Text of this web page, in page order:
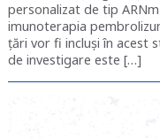
personalizat de tip
imunoterapia
ţări vor fi incluşi în acest
de investigare este […]